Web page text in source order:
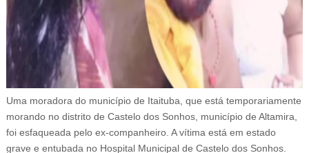
Uma moradora do município de Itaituba, que está temporariamente
morando no distrito de Castelo dos Sonhos, município de Altamira,
foi esfaqueada pelo ex-companheiro. A vítima está em estado
grave e entubada no Hospital Municipal de Castelo dos Sonhos.